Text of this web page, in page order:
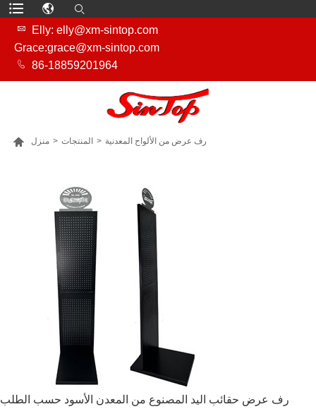

Elly: elly@xm-sintop.com
Grace:grace@xm-sintop.com
 86-18859201964
 منزل > المنتجات > رف عرض من الألواح المعدنية
رف عرض حقائب اليد المصنوع من المعدن الأسود حسب الطلب